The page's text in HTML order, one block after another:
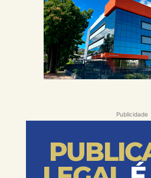
Publicidade